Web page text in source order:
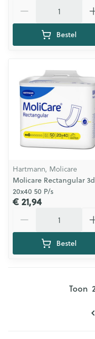
Bestel
Hartmann, Molicare
Molicare Rectangular 3d
20x40 50 P/s
€ 21,94
Bestel
Toon